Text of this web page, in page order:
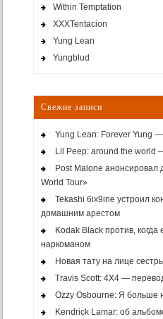
Within Temptation
XXXTentacion
Yung Lean
Yungblud
Свежие записи
Yung Lean: Forever Yung
Lil Peep: around the world
Post Malone анонсировал
World Tour»
Tekashi 6ix9ine устроил
домашним арестом
Kodak Black против, когда
наркоманом
Новая тату на лице
Travis Scott: 4X4 —
Ozzy Osbourne: Я больше
Kendrick Lamar: об